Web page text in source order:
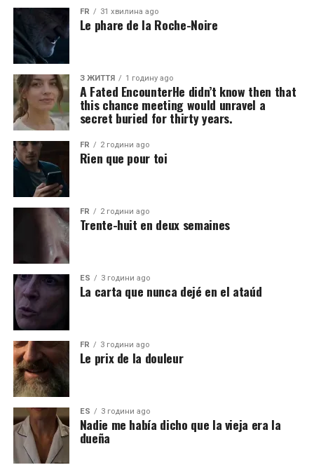
FR 31 хвилина ago
Le phare de la Roche-Noire
З ЖИТТЯ 1 годину ago
A Fated EncounterHe didn’t know then that
this chance meeting would unravel a
secret buried for thirty years.
FR 2 години ago
Rien que pour toi
FR 2 години ago
Trente-huit en deux semaines
ES 3 години ago
La carta que nunca dejé en el ataúd
FR 3 години ago
Le prix de la douleur
ES 3 години ago
Nadie me había dicho que la vieja era la
dueña